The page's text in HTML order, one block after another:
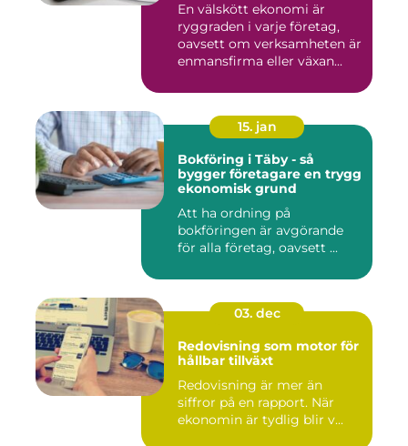
En välskött ekonomi är
ryggraden i varje företag,
oavsett om verksamheten är
enmansfirma eller växan...
15. jan
Bokföring i Täby - så
bygger företagare en trygg
ekonomisk grund
Att ha ordning på
bokföringen är avgörande
för alla företag, oavsett ...
03. dec
Redovisning som motor för
hållbar tillväxt
Redovisning är mer än
siffror på en rapport. När
ekonomin är tydlig blir v...